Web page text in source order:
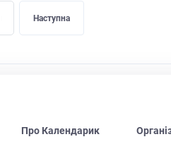
Наступна
Про Календарик